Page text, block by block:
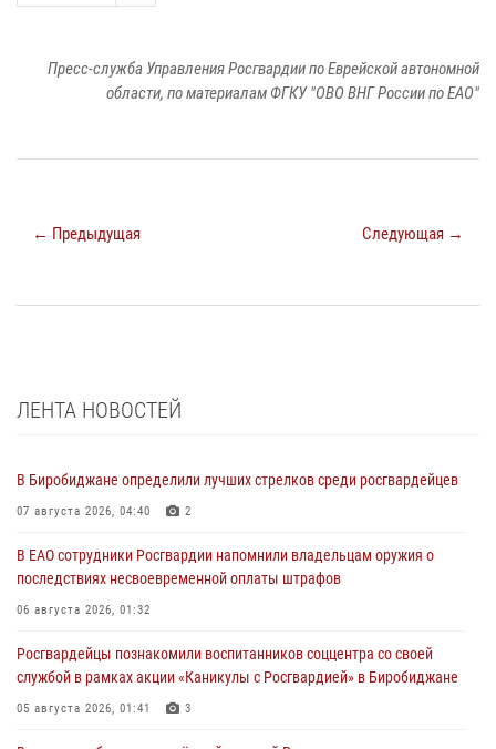
Пресс-служба Управления Росгвардии по Еврейской автономной
области, по материалам ФГКУ "ОВО ВНГ России по ЕАО"
← Предыдущая Следующая →
ЛЕНТА НОВОСТЕЙ
В Биробиджане определили лучших стрелков среди росгвардейцев
07 августа 2026, 04:40 2
В ЕАО сотрудники Росгвардии напомнили владельцам оружия о
последствиях несвоевременной оплаты штрафов
06 августа 2026, 01:32
Росгвардейцы познакомили воспитанников соццентра со своей
службой в рамках акции «Каникулы с Росгвардией» в Биробиджане
05 августа 2026, 01:41 3